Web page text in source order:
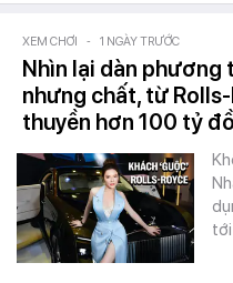
XEM CHƠI - 1 NGÀY TRƯỚC
Nhìn lại dàn phương
nhưng chất, từ
thuyền hơn 100 tỷ